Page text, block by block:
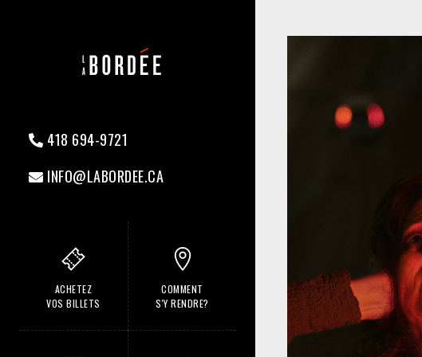
418 694-9721
INFO@LABORDEE.CA
ACHETEZ
VOS BILLETS
COMMENT
S'Y RENDRE?